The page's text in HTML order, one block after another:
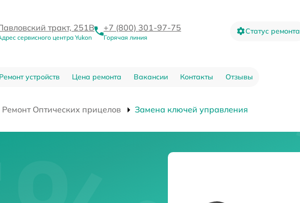
тракт, 251В
сервисного центра Yukon
+7 (800) 301-97-75
Горячая линия
Статус ремонта
устройств Цена ремонта Вакансии Контакты Отзывы
Ремонт Оптических прицелов Замена ключей управления